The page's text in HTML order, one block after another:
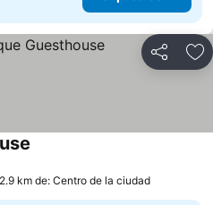
Compartir
km de: Centro de la ciudad